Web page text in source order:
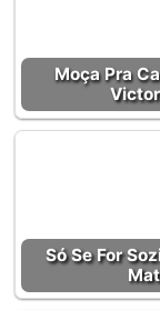
Moça Pra
Só Se For